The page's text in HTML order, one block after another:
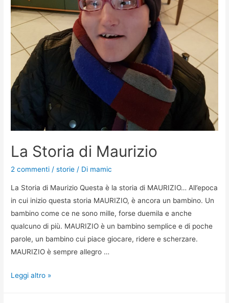
La Storia di Maurizio
2 commenti /storie / Di mamic
La Storia di Maurizio Questa è la storia di MAURIZIO… All’epoca
in cui inizio questa storia MAURIZIO, è ancora un bambino. Un
bambino come ce ne sono mille, forse duemila e anche
qualcuno di più. MAURIZIO è un bambino semplice e di poche
parole, un bambino cui piace giocare, ridere e scherzare.
MAURIZIO è sempre allegro …
Leggi altro »